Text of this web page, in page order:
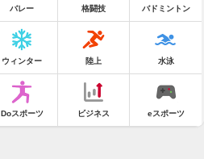
バレー 格闘技 バドミントン
ウィンター 陸上 水泳
Doスポーツ ビジネス eスポーツ